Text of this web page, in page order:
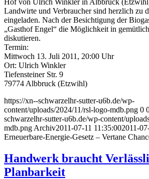
Landwirte und Verbraucher sind herzlich zu
eingeladen. Nach der Besichtigung der
„Gasthof Engel“ die Möglichkeit in
diskutieren.
Termin:
Mittwoch 13. Juli 2011, 20:00 Uhr
Ort: Ulrich Winkler
Tiefensteiner Str. 9
79774 Albbruck (Etzwihl)
https://xn--schwarzelhr-sutter-u6b.de/wp-
content/uploads/2024/11/rsl-logo-mdb.png 0
schwarzelhr-sutter-u6b.de/wp-content/
mdb.png Archiv2011-07-11 11:35:002011-
Erneuerbare-Energie-Gesetz – Vertane
Handwerk braucht
Planbarkeit